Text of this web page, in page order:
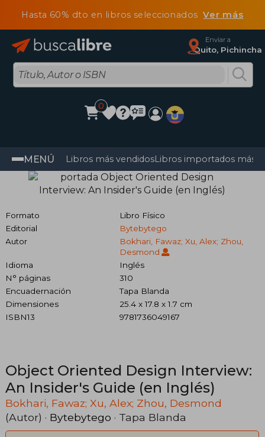
Hasta 60% dto en libros seleccionadosVer más
Enviar a
Quito, Pichincha
0
MENÚ Libros más vendidosLibros importados más
Formato
Libro Físico
Editorial
Bytebytego
Autor
Bokhari, Fawaz; Xu, Alex; Zhou,
Desmond
Idioma
Inglés
N° páginas
310
Encuadernación
Tapa Blanda
Dimensiones
25.4 x 17.8 x 1.7 cm
ISBN13
9781736049167
Object Oriented Design Interview:
An Insider's Guide (en Inglés)
Bokhari, Fawaz; Xu, Alex; Zhou, Desmond
(Autor) · Bytebytego · Tapa Blanda